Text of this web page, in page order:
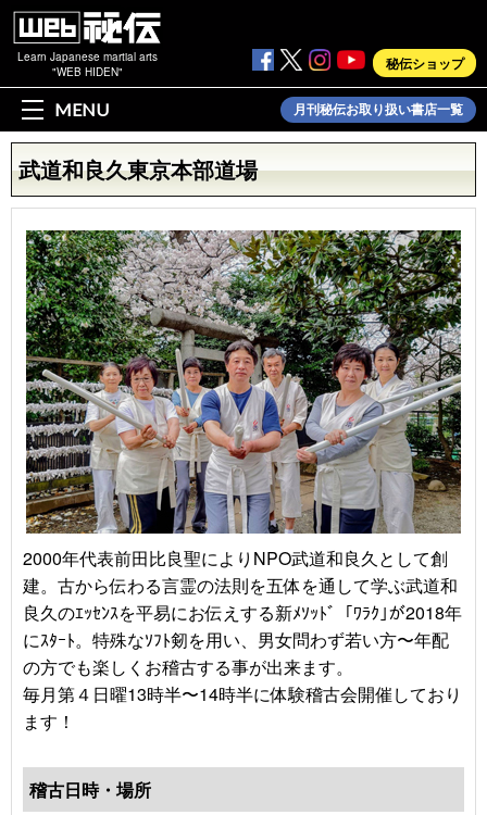
Learn Japanese martial arts
"WEB HIDEN"
秘伝ショップ
MENU 月刊秘伝お取り扱い書店一覧
武道和良久東京本部道場
2000年代表前田比良聖によりNPO武道和良久として創
建。古から伝わる言霊の法則を五体を通して学ぶ武道和
良久のｴｯｾﾝｽを平易にお伝えする新ﾒｿｯﾄﾞ「ﾜﾗｸ｣が2018年
にｽﾀｰﾄ。特殊なｿﾌﾄ剱を用い、男女問わず若い方〜年配
の方でも楽しくお稽古する事が出来ます。
毎月第４日曜13時半〜14時半に体験稽古会開催しており
ます！
稽古日時・場所